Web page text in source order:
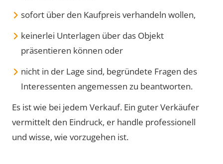
sofort über den Kaufpreis verhandeln wollen,
keinerlei Unterlagen über das Objekt
präsentieren können oder
nicht in der Lage sind, begründete Fragen des
Interessenten angemessen zu beantworten.
Es ist wie bei jedem Verkauf. Ein guter Verkäufer
vermittelt den Eindruck, er handle professionell
und wisse, wie vorzugehen ist.